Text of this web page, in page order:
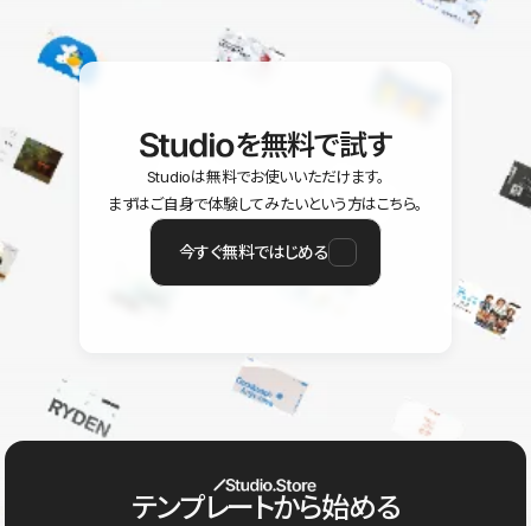
を無料で試す
Studioは無料でお使いいただけます。
まずはご自身で体験してみたいという方はこちら。
今すぐ無料ではじめる
テンプレートから始める